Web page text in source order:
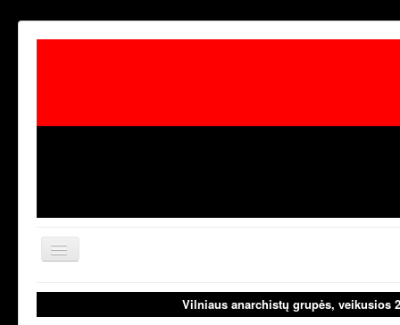
Toggle
Navigation
aktualijos
laisvoji
Vilniaus anarchistų grupės, veikusios